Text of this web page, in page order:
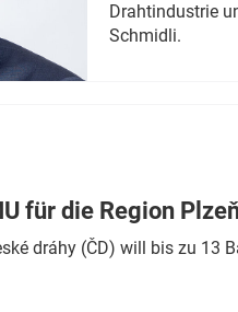
Drahtindustrie
Schmidli.
für die Region
dráhy (ČD) will bis zu 13